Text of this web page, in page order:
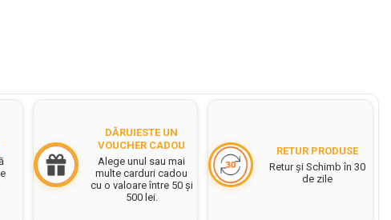
DĂRUIESTE UN
VOUCHER CADOU
Alege unul sau mai
multe carduri cadou
cu o valoare între 50 și
500 lei.
RETUR PRODUSE
Retur și Schimb în 30
de zile